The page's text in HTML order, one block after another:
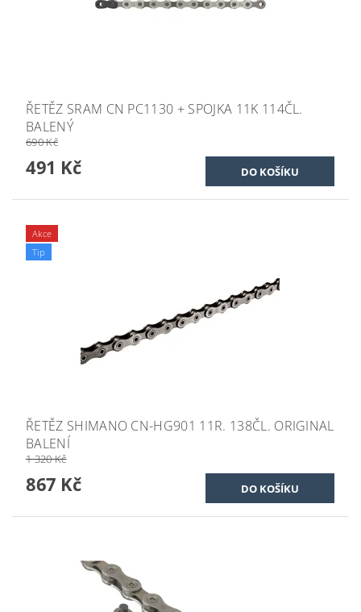
ŘETĚZ SRAM CN PC1130 + SPOJKA 11K 114ČL.
BALENÝ
690 Kč
491 Kč
Akce
Tip
ŘETĚZ SHIMANO CN-HG901 11R. 138ČL. ORIGINAL
BALENÍ
1 320 Kč
867 Kč